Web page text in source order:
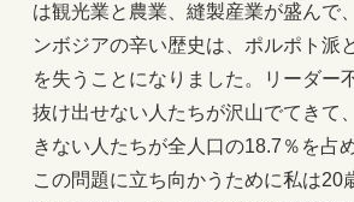
は観光業と農業、縫製産業が盛んで
ンボジアの辛い歴史は、ポルポト派
を失うことになりました。リーダー
抜け出せない人たちが沢山でてきて
きない人たちが全人口の18.7％を占
この問題に立ち向かうために私は